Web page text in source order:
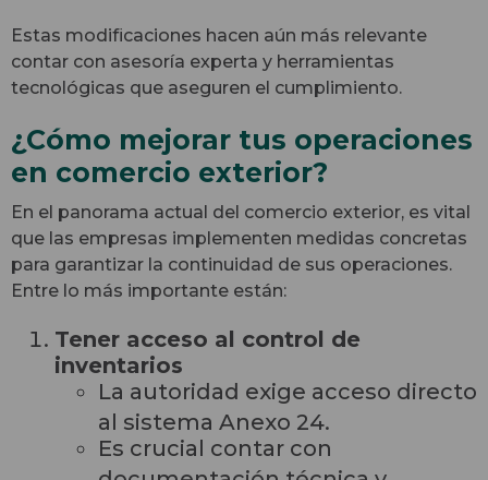
Estas modificaciones hacen aún más relevante
contar con asesoría experta y herramientas
tecnológicas que aseguren el cumplimiento.
¿Cómo mejorar tus operaciones
en comercio exterior?
En el panorama actual del comercio exterior, es vital
que las empresas implementen medidas concretas
para garantizar la continuidad de sus operaciones.
Entre lo más importante están:
Tener acceso al control de
inventarios
La autoridad exige acceso directo
al sistema Anexo 24.
Es crucial contar con